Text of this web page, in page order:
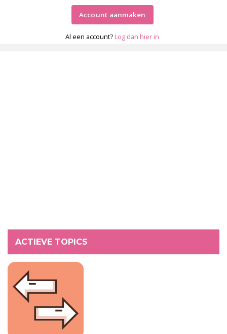
Account aanmaken
Al een account? Log dan hier in
ACTIEVE TOPICS